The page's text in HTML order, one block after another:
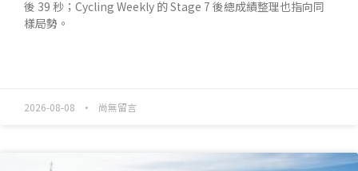
後 39 秒；Cycling Weekly 的 Stage 7 後總成績整理也指向同
樣局勢。
2026-08-08 尚無留言